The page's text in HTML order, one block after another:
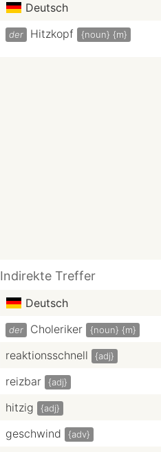
Deutsch
der Hitzkopf {noun} {m}
Indirekte Treffer
Deutsch
der Choleriker {noun} {m}
reaktionsschnell {adj}
reizbar {adj}
hitzig {adj}
geschwind {adv}